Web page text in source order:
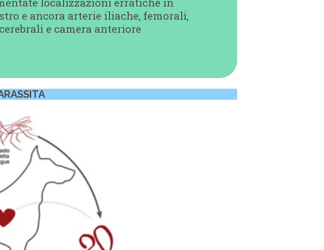
e ancora arterie iliache, femorali,
e camera anteriore